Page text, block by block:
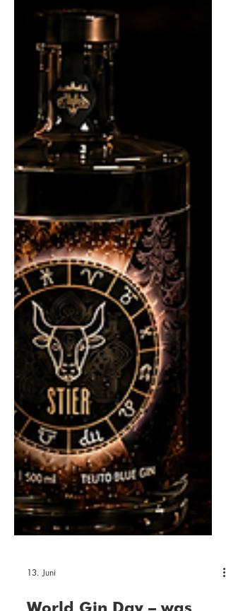
13. Juni